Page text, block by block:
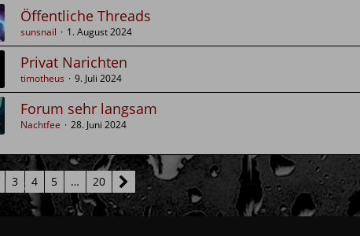
Öffentliche Threads
sunsnail 1. August 2024
Privat Narichten
timotheus 9. Juli 2024
Forum sehr langsam
Nachtfee 28. Juni 2024
3 4 5 … 20